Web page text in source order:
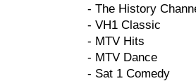
- The History
- VH1 Classic
- MTV Hits
- MTV Dance
- Sat 1 Comedy